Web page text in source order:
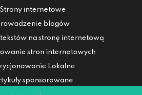
Strony internetowe
blogów
na stronę internetową
stron internetowych
Lokalne
sponsorowane